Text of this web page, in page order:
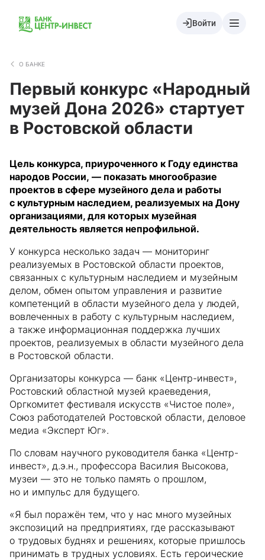
Войти
О БАНКЕ
Первый конкурс «Народный
музей Дона 2026» стартует
в Ростовской области
Цель конкурса, приуроченного к Году единства
народов России, — показать многообразие
проектов в сфере музейного дела и работы
с культурным наследием, реализуемых на Дону
организациями, для которых музейная
деятельность является непрофильной.
У конкурса несколько задач — мониторинг
реализуемых в Ростовской области проектов,
связанных с культурным наследием и музейным
делом, обмен опытом управления и развитие
компетенций в области музейного дела у людей,
вовлеченных в работу с культурным наследием,
а также информационная поддержка лучших
проектов, реализуемых в области музейного дела
в Ростовской области.
Организаторы конкурса — банк «Центр-инвест»,
Ростовский областной музей краеведения,
Оргкомитет фестиваля искусств «Чистое поле»,
Союз работодателей Ростовской области, деловое
медиа «Эксперт Юг».
По словам научного руководителя банка «Центр-
инвест», д.э.н., профессора Василия Высокова,
музеи — это не только память о прошлом,
но и импульс для будущего.
«Я был поражён тем, что у нас много музейных
экспозиций на предприятиях, где рассказывают
о трудовых буднях и решениях, которые пришлось
принимать в трудных условиях. Есть героические